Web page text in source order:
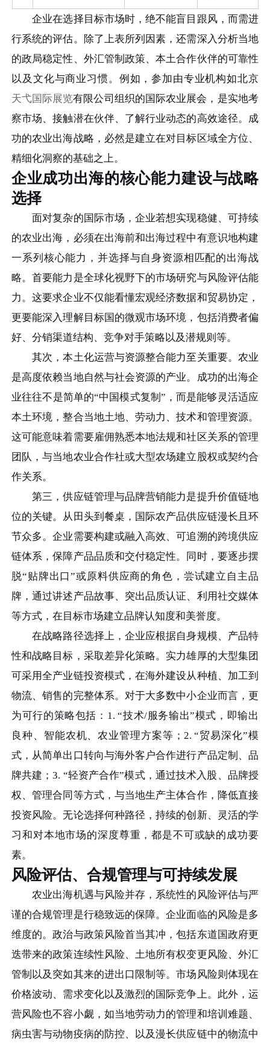
企业在选择目标市场时，绝不能盲目跟风，而需进
行系统的评估。除了上表所列因素，还需深入分析当地
的政局稳定性、外汇管制政策、本土合作伙伴的可靠性
以及文化与商业习惯。例如，参加由专业机构如北京
天弋国际展览有限公司组织的国际农业展会，是实地考
察市场、接触潜在伙伴、了解行业动态的高效途径。成
功的农业出海战略，必然是建立在对目标区域全方位、
精细化洞察的基础之上。
企业成功出海的核心能力建设与战略
选择
面对复杂的国际市场，企业若想实现稳健、可持续
的农业出海，必须在出海前和出海过程中有意识地构建
一系列核心能力，并选择与自身资源相匹配的出海战
略。首要能力是全球化视野下的市场研究与风险评估能
力。这要求企业不仅能看懂宏观经济数据和贸易协定，
更要能深入理解目标国的微观市场环境，包括消费者偏
好、分销渠道结构、竞争对手策略以及潜规则等。
其次，本土化运营与资源整合能力至关重要。农业
是高度依赖当地自然与社会资源的产业。成功的出海企
业往往不是简单的“中国模式复制”，而是能够灵活适应
本土环境，整合当地土地、劳动力、技术和管理资源。
这可能意味着需要雇佣熟悉本地法规和社区关系的管理
团队，与当地农业合作社或大型农场建立股权或契约合
作关系。
第三，供应链管理与品牌营销能力是提升价值链地
位的关键。从田头到餐桌，国际农产品供应链漫长且环
节众多。企业需要构建或融入高效、可追溯的跨境供应
链体系，保障产品品质和交付稳定性。同时，要逐步摆
脱“贴牌出口”或原料供应商的角色，尝试建立自主品
牌，通过讲述产品故事、突出品质认证、利用社交媒体
等方式，在目标市场建立品牌认知度和美誉度。
在战略路径选择上，企业应根据自身规模、产品特
性和战略目标，采取差异化策略。实力雄厚的大型集团
可采用全产业链投资模式，在海外建设从种植、加工到
物流、销售的完整体系。对于大多数中小企业而言，更
为可行的策略包括：1. “技术/服务输出”模式，即输出
良种、智能农机、农业管理方案等；2. “贸易深化”模
式，从简单出口转向与海外客户合作进行产品定制、品
牌共建；3. “轻资产合作”模式，通过技术入股、品牌授
权、管理合同等方式，与当地生产主体合作，降低直接
投资风险。无论选择何种路径，持续的创新、灵活的学
习和对本地市场的深度尊重，都是不可或缺的成功要
素。
风险评估、合规管理与可持续发展
农业出海机遇与风险并存，系统性的风险评估与严
谨的合规管理是行稳致远的保障。企业面临的风险是多
维度的。政治与政策风险首当其冲，包括东道国政府更
迭带来的政策连续性风险、土地所有权变更风险、外汇
管制以及突如其来的进出口限制等。市场风险则体现在
价格波动、需求变化以及激烈的国际竞争上。此外，运
营风险也不容小觑，如当地劳动力的管理和培训难题、
病虫害与动物疫病的防控、以及漫长供应链中的物流中